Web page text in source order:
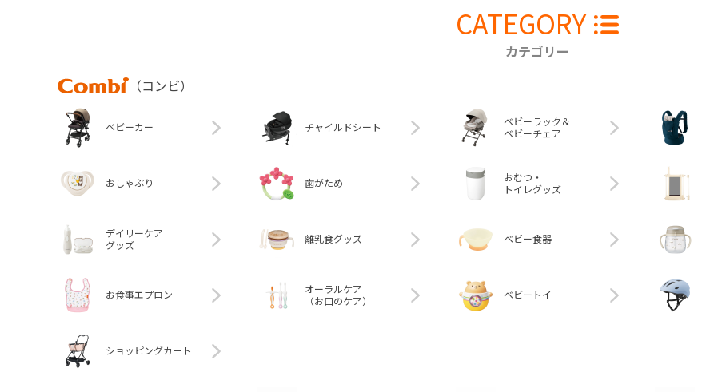
CATEGORY
カテゴリー
Combi
（コンビ）
ベビーカー チャイルドシート
ベビーラック＆
ベビーチェア
おしゃぶり 歯がため
おむつ・
トイレグッズ
デイリーケア
グッズ
離乳食グッズ ベビー食器
お食事エプロン
オーラルケア
（お口のケア）
ベビートイ
ショッピングカート